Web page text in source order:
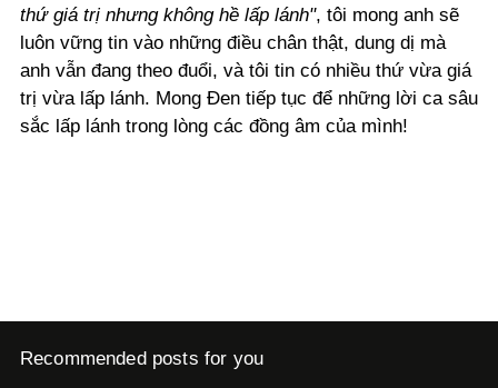
thứ giá trị nhưng không hề lấp lánh", tôi mong anh sẽ
luôn vững tin vào những điều chân thật, dung dị mà
anh vẫn đang theo đuổi, và tôi tin có nhiều thứ vừa giá
trị vừa lấp lánh. Mong Đen tiếp tục để những lời ca sâu
sắc lấp lánh trong lòng các đồng âm của mình!
Recommended posts for you